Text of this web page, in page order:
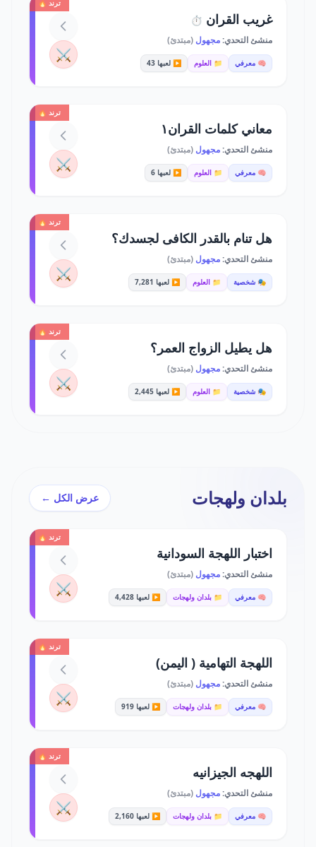
ترند 🔥
غريب القران ⏱️
منشئ التحدي:مجهول (مبتدئ)
🧠 معرفي 📁 العلوم ▶️ لعبها 43 ⚔️
ترند 🔥
معاني كلمات القران١
منشئ التحدي:مجهول (مبتدئ)
🧠 معرفي 📁 العلوم ▶️ لعبها 6 ⚔️
ترند 🔥
هل تنام بالقدر الكافى لجسدك؟
منشئ التحدي:مجهول (مبتدئ)
🎭 شخصية 📁 العلوم ▶️ لعبها 7,281 ⚔️
ترند 🔥
هل يطيل الزواج العمر؟
منشئ التحدي:مجهول (مبتدئ)
🎭 شخصية 📁 العلوم ▶️ لعبها 2,445 ⚔️
بلدان ولهجات عرض الكل ←
ترند 🔥
اختبار اللهجة السودانية
منشئ التحدي:مجهول (مبتدئ)
🧠 معرفي 📁 بلدان ولهجات ▶️ لعبها 4,428 ⚔️
ترند 🔥
اللهجة التهامية ( اليمن)
منشئ التحدي:مجهول (مبتدئ)
🧠 معرفي 📁 بلدان ولهجات ▶️ لعبها 919 ⚔️
ترند 🔥
اللهجه الجيزانيه
منشئ التحدي:مجهول (مبتدئ)
🧠 معرفي 📁 بلدان ولهجات ▶️ لعبها 2,160 ⚔️